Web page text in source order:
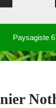
Paysagiste